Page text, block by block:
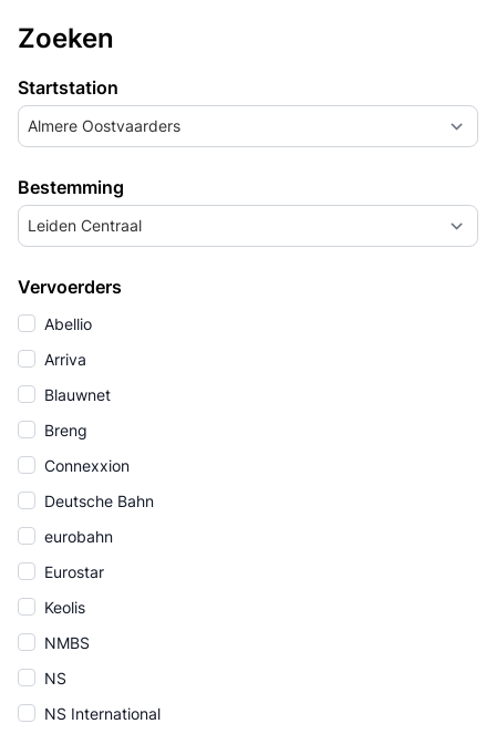
Zoeken
Startstation
Almere Oostvaarders
Bestemming
Leiden Centraal
Vervoerders
Abellio
Arriva
Blauwnet
Breng
Connexxion
Deutsche Bahn
eurobahn
Eurostar
Keolis
NMBS
NS
NS International